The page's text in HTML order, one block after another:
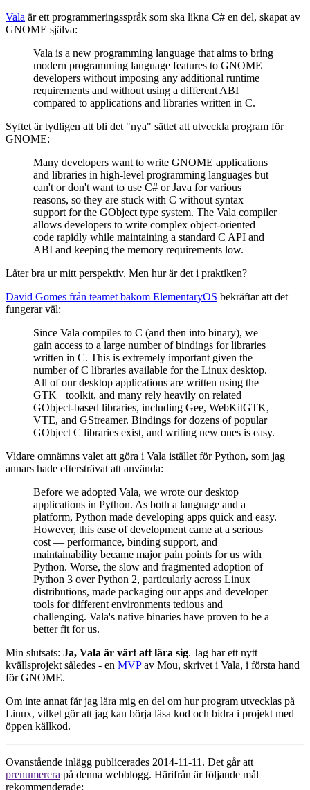
Vala är ett programmeringsspråk som ska likna C# en del, skapat av
GNOME själva:
Vala is a new programming language that aims to bring
modern programming language features to GNOME
developers without imposing any additional runtime
requirements and without using a different ABI
compared to applications and libraries written in C.
Syftet är tydligen att bli det "nya" sättet att utveckla program för
GNOME:
Many developers want to write GNOME applications
and libraries in high-level programming languages but
can't or don't want to use C# or Java for various
reasons, so they are stuck with C without syntax
support for the GObject type system. The Vala compiler
allows developers to write complex object-oriented
code rapidly while maintaining a standard C API and
ABI and keeping the memory requirements low.
Låter bra ur mitt perspektiv. Men hur är det i praktiken?
David Gomes från teamet bakom ElementaryOS bekräftar att det
fungerar väl:
Since Vala compiles to C (and then into binary), we
gain access to a large number of bindings for libraries
written in C. This is extremely important given the
number of C libraries available for the Linux desktop.
All of our desktop applications are written using the
GTK+ toolkit, and many rely heavily on related
GObject-based libraries, including Gee, WebKitGTK,
VTE, and GStreamer. Bindings for dozens of popular
GObject C libraries exist, and writing new ones is easy.
Vidare omnämns valet att göra i Vala istället för Python, som jag
annars hade eftersträvat att använda:
Before we adopted Vala, we wrote our desktop
applications in Python. As both a language and a
platform, Python made developing apps quick and easy.
However, this ease of development came at a serious
cost — performance, binding support, and
maintainability became major pain points for us with
Python. Worse, the slow and fragmented adoption of
Python 3 over Python 2, particularly across Linux
distributions, made packaging our apps and developer
tools for different environments tedious and
challenging. Vala's native binaries have proven to be a
better fit for us.
Min slutsats: Ja, Vala är värt att lära sig. Jag har ett nytt
kvällsprojekt således - en MVPav Mou, skrivet i Vala, i första hand
för GNOME.
Om inte annat får jag lära mig en del om hur program utvecklas på
Linux, vilket gör att jag kan börja läsa kod och bidra i projekt med
öppen källkod.
Ovanstående inlägg publicerades 2014-11-11. Det går att
prenumerera på denna webblogg. Härifrån är följande mål
rekommenderade: